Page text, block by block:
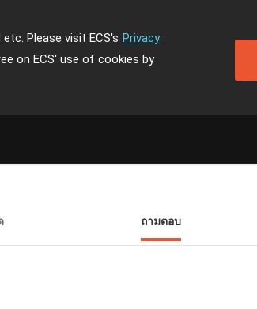
Please visit ECS's Privacy
on ECS' use of cookies by
ถามตอบ